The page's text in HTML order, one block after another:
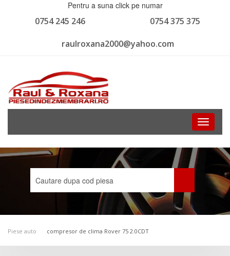
Pentru a suna click pe numar
0754 375 375
0754 245 246
raulroxana2000@yahoo.com
Toggle
Piese auto compresor de clima Rover 75 2.0CDT